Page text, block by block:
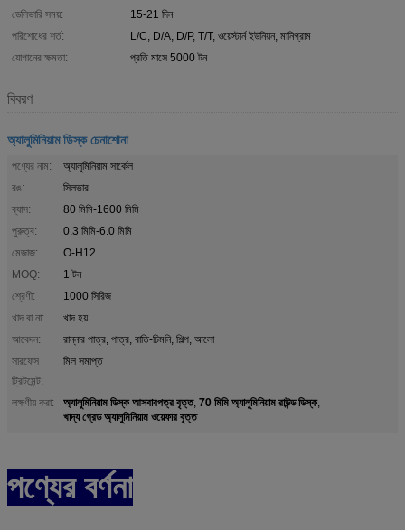
ডেলিভারি সময়:
15-21 দিন
পরিশোধের শর্ত:
L/C, D/A, D/P, T/T, ওয়েস্টার্ন ইউনিয়ন, মানিগ্রাম
যোগানের ক্ষমতা:
প্রতি মাসে 5000 টন
বিবরণ
অ্যালুমিনিয়াম ডিস্ক চেনাশোনা
পণ্যের নাম:
অ্যালুমিনিয়াম সার্কেল
রঙ:
সিলভার
ব্যাস:
80 মিমি-1600 মিমি
পুরুত্ব:
0.3 মিমি-6.0 মিমি
মেজাজ:
O-H12
MOQ:
1 টন
শ্রেণী:
1000 সিরিজ
খাদ বা না:
খাদ হয়
আবেদন:
রান্নার পাত্র, পাত্র, বাতি-চিমনি, শিল্প, আলো
সারফেস
ট্রিটমেন্ট:
মিল সমাপ্ত
লক্ষণীয় করা: অ্যালুমিনিয়াম ডিস্ক আসবাবপত্র বৃত্ত, 70 মিমি অ্যালুমিনিয়াম রাউন্ড ডিস্ক,
খাদ্য গ্রেড অ্যালুমিনিয়াম ওয়েফার বৃত্ত
পণ্যের বর্ণনা